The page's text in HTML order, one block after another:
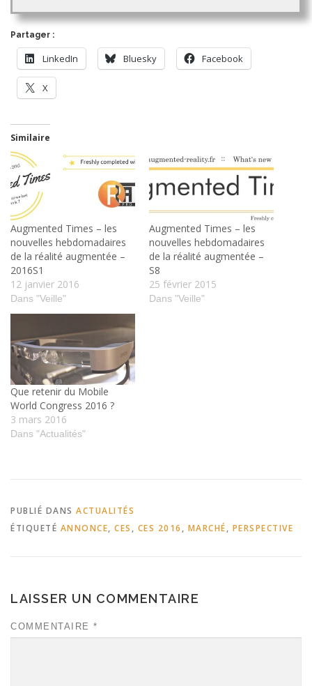
Partager :
LinkedIn Bluesky Facebook
X
Similaire
Augmented Times – les
nouvelles hebdomadaires
de la réalité augmentée –
2016S1
12 janvier 2016
Dans "Veille"
Augmented Times – les
nouvelles hebdomadaires
de la réalité augmentée –
S8
25 février 2015
Dans "Veille"
Que retenir du Mobile
World Congress 2016 ?
3 mars 2016
Dans "Actualités"
PUBLIÉ DANS ACTUALITÉS
ÉTIQUETÉ ANNONCE, CES , CES 2016 , MARCHÉ, PERSPECTIVE
LAISSER UN COMMENTAIRE
COMMENTAIRE *